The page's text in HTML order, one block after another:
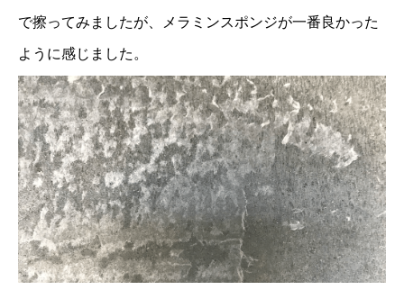
で擦ってみましたが、メラミンスポンジが一番良かった
ように感じました。